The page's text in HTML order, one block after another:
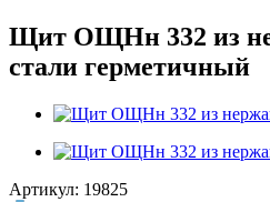
Щит ОЩНн 332 из
стали герметичный
Артикул: 19825